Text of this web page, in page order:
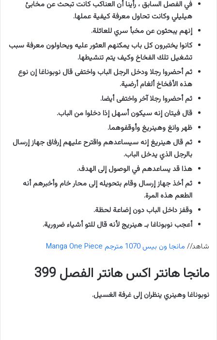
في الفصل السابق ، رأينا أن العناكب كانت تبحث عن مخابئ
هيليلي وكانت تحاول معرفة كيفية عملها.
إنهم يبحثون عن مخبأ سري للعائلة.
كانوا يختبرون كل باب يمكنهم العثور عليه ويحاولون معرفة سبب
تشغيل تلك الفخاخ وكيف يتم تنشيطها.
ثم أحضروا رجلا ودخل الرجل الباب واختفى قال نوبوناغا إن نوع
هذه الأفخاخ ألغام أرضية.
ثم أحضروا رجلا آخر واختفى أيضا.
قال فيتان إنه سيكون أسهل إذا دخلوا من الباب.
ظهر وانغ وهينريغ وأوقفوهما.
ثم قال هينريغ إنه سيساعدهم واقترح عليهم إرفاق جهاز إرسال
بالرجل الذي يدخل الباب.
هذا قد يساعدهم في الوصول إلى الهدف.
ثم أخذ جهاز إرسال وقام بتحويله إلى محار خام وأخبرهم أنه
الطعم هذه المرة.
وقفز داخل الباب دون إضاعة لحظة.
أعجب نوبوناغا بـ هينريج لأنه قال للتو أشياء ضرورية.
شاهد// مانجا ون بيس 1070 مترجم Manga One Piece
مانجا هانتر اكس هانتر الفصل 399
نوبوناغا وهينري ينظران إلى غرفة الغسيل.